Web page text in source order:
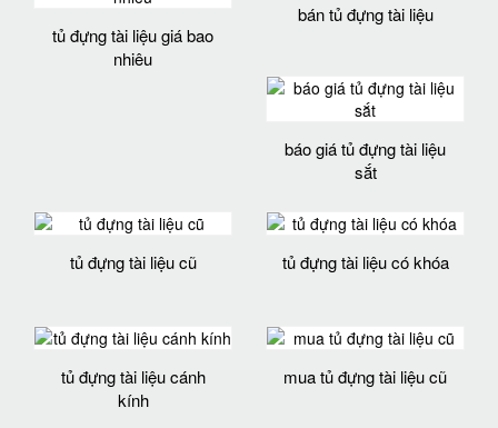
tủ đựng tài liệu giá bao
nhiêu
bán tủ đựng tài liệu
báo giá tủ đựng tài liệu
sắt
tủ đựng tài liệu cũ tủ đựng tài liệu có khóa
tủ đựng tài liệu cánh
kính
mua tủ đựng tài liệu cũ